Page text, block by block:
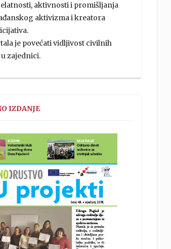
aktivnosti i promišljanja
aktivizma i kreatora
je povećati vidljivost civilnih
zajednici.
IZDANJE